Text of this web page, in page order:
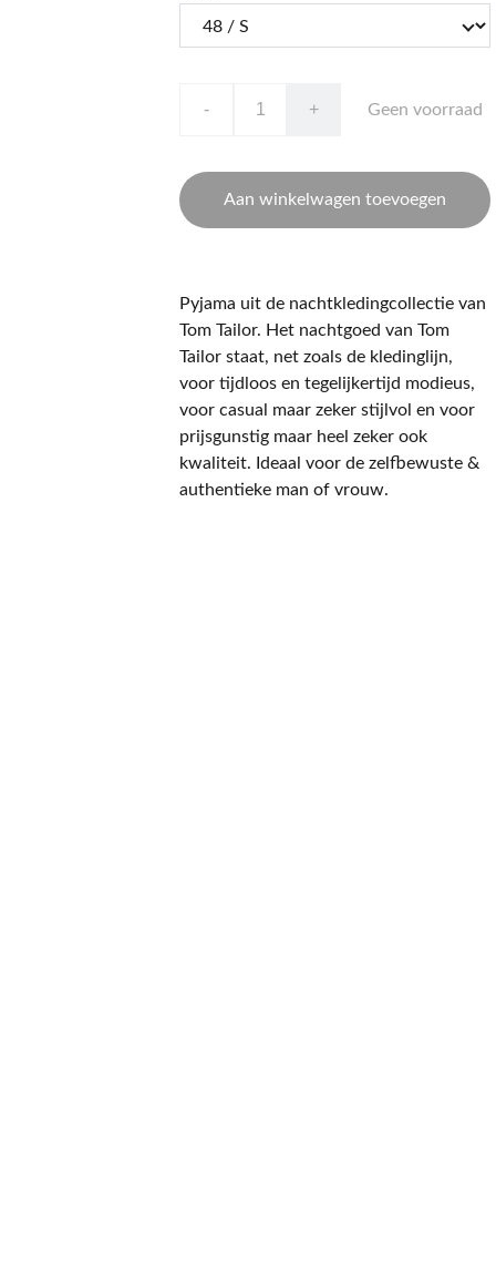
- + Geen voorraad
Aan winkelwagen toevoegen
Pyjama uit de nachtkledingcollectie van
Tom Tailor. Het nachtgoed van Tom
Tailor staat, net zoals de kledinglijn,
voor tijdloos en tegelijkertijd modieus,
voor casual maar zeker stijlvol en voor
prijsgunstig maar heel zeker ook
kwaliteit. Ideaal voor de zelfbewuste &
authentieke man of vrouw.